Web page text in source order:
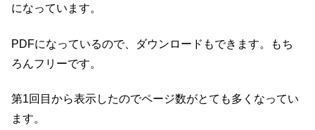
になっています。
PDFになっているので、ダウンロードもできます。もち
ろんフリーです。
第1回目から表示したのでページ数がとても多くなってい
ます。